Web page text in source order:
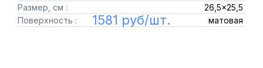
Размер, см :
26,5x25,5
Поверхность :
матовая
1581 руб/шт.